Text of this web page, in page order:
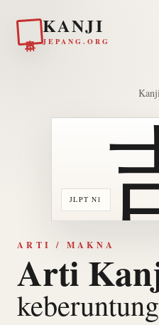
KANJI
JEPANG.ORG
Kanji
JLPT N1
ARTI / MAKNA
Arti